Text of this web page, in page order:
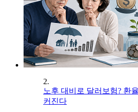
2.
노후 대비로 달러보험? 환
커진다